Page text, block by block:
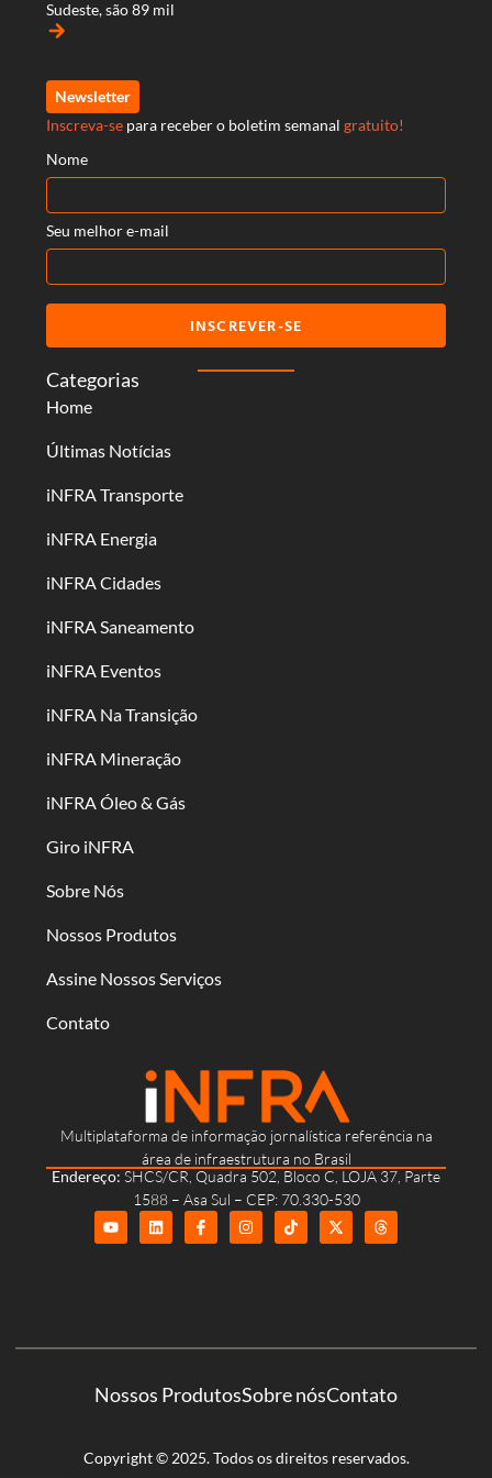
Multiplataforma de informação jornalística referência na
área de infraestrutura no Brasil
Endereço: SHCS/CR, Quadra 502, Bloco C, LOJA 37, Parte
1588 – Asa Sul – CEP: 70.330-530
Categorias
Home
Últimas Notícias
iNFRA Transporte
iNFRA Energia
iNFRA Cidades
iNFRA Saneamento
iNFRA Eventos
iNFRA Na Transição
iNFRA Mineração
iNFRA Óleo & Gás
Giro iNFRA
Sobre Nós
Nossos Produtos
Assine Nossos Serviços
Contato
Sudeste, são 89 mil
arrow_forward
Newsletter
Inscreva-se para receber o boletim semanal gratuito!
Nome
Seu melhor e-mail
INSCREVER-SE
Nossos ProdutosSobre nósContato
Copyright © 2025. Todos os direitos reservados.